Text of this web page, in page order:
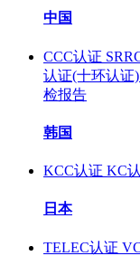
中国
CCC认证
认证(十环认证)
检报告
韩国
KCC认证 KC
日本
TELEC认证